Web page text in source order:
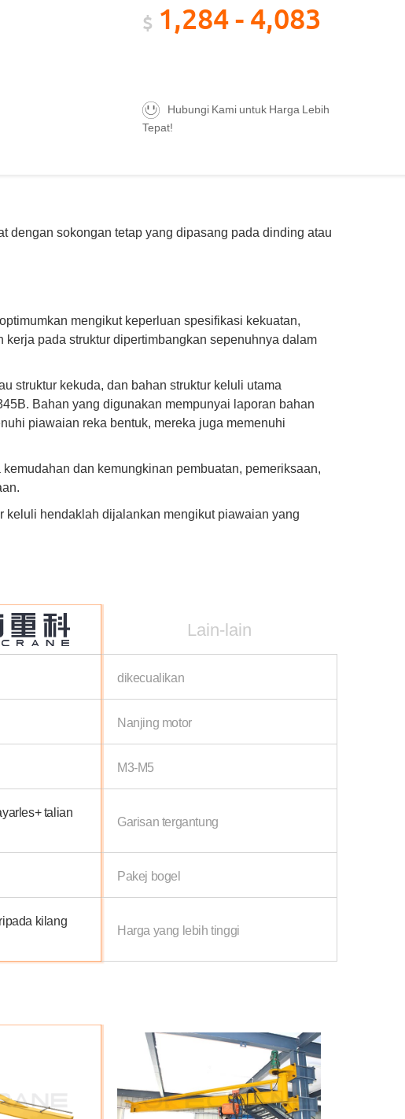
$ 1,284 - 4,083
Hubungi Kami untuk Harga Lebih
Tepat!
dengan sokongan tetap yang dipasang pada dinding atau
mengikut keperluan spesifikasi kekuatan,
pada struktur dipertimbangkan sepenuhnya dalam
struktur kekuda, dan bahan struktur keluli utama
Bahan yang digunakan mempunyai laporan bahan
piawaian reka bentuk, mereka juga memenuhi
dan kemungkinan pembuatan, pemeriksaan,
hendaklah dijalankan mengikut piawaian yang
Lain-lain
dikecualikan
Nanjing motor
M3-M5
talian
Garisan tergantung
Pakej bogel
kilang
Harga yang lebih tinggi